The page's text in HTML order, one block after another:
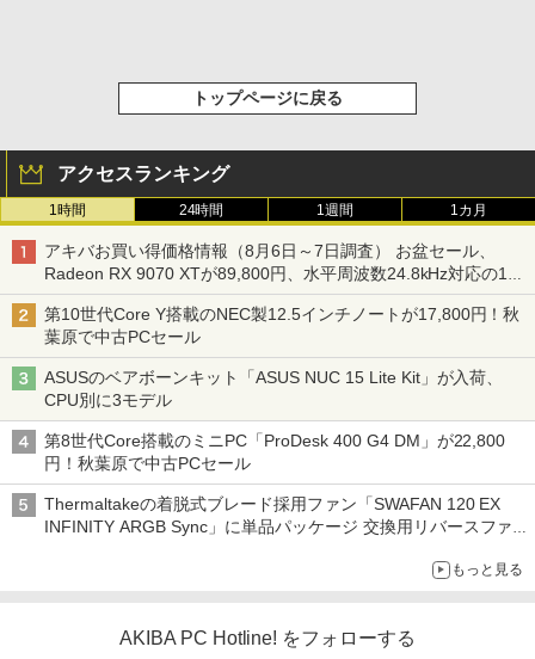
トップページに戻る
アクセスランキング
1時間 24時間 1週間 1カ月
アキバお買い得価格情報（8月6日～7日調査） お盆セール、
Radeon RX 9070 XTが89,800円、水平周波数24.8kHz対応の17
型モニターが9,801円、暑さ指数連動セール ほか
第10世代Core Y搭載のNEC製12.5インチノートが17,800円！秋
葉原で中古PCセール
ASUSのベアボーンキット「ASUS NUC 15 Lite Kit」が入荷、
CPU別に3モデル
第8世代Core搭載のミニPC「ProDesk 400 G4 DM」が22,800
円！秋葉原で中古PCセール
Thermaltakeの着脱式ブレード採用ファン「SWAFAN 120 EX
INFINITY ARGB Sync」に単品パッケージ 交換用リバースファ
もっと見る
AKIBA PC Hotline! をフォローする